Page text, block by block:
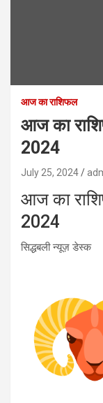
आज का राशिफल
आज का
2024
July 25, 2024
आज का
2024
सिद्धबली न्यूज़ डेस्क